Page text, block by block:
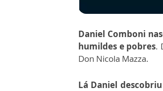
Daniel Comboni
humildes e pobres.
Don Nicola Mazza.
Lá Daniel